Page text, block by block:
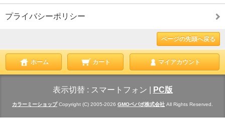
プライバシーポリシー
ページの先頭へ戻る
ホーム カート マイアカウント
表示切替 : スマートフォン PC版
カラーミーショップCopyright (C) 2005-2026 GMOペパボ株式会社 All Rights Reserved.